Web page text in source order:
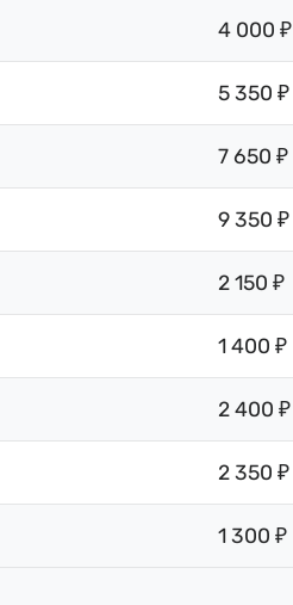
4 000 ₽
5 350 ₽
7 650 ₽
9 350 ₽
2 150 ₽
1 400 ₽
2 400 ₽
2 350 ₽
1 300 ₽